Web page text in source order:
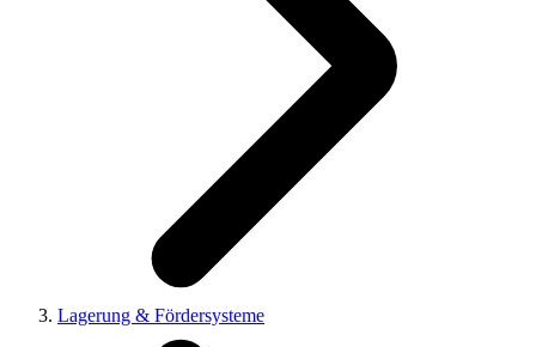
Lagerung & Fördersysteme